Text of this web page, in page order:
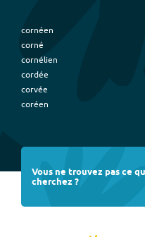
cornéen
corné
cornélien
cordée
corvée
coréen
Vous ne trouvez pas ce
cherchez ?